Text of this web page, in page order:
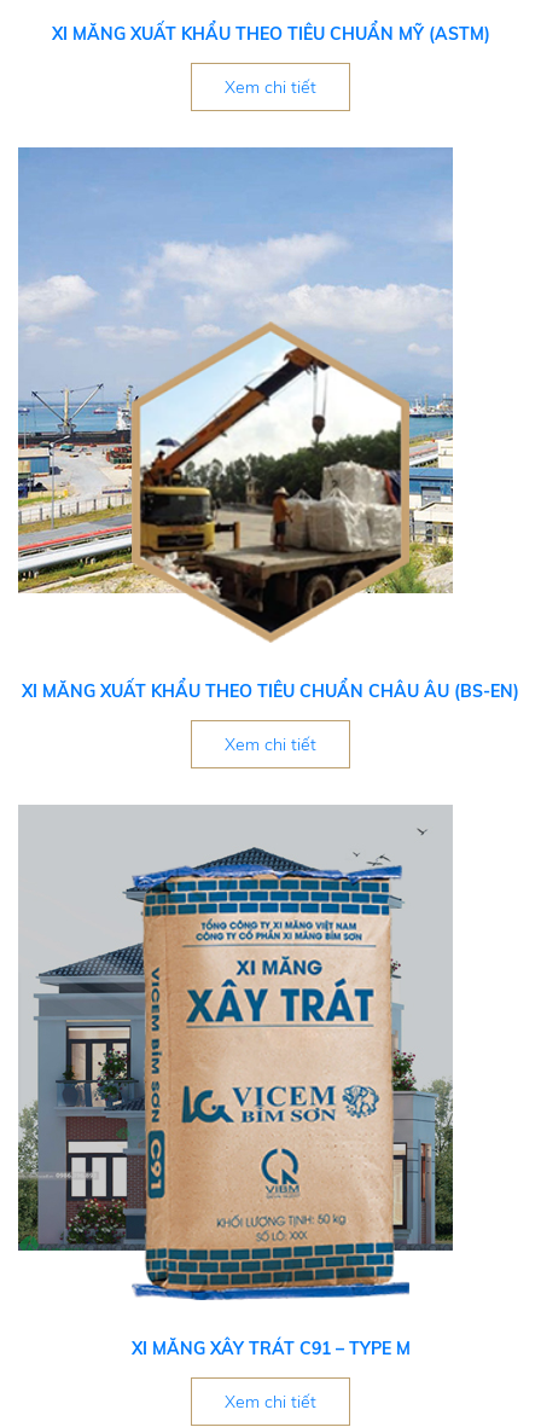
XI MĂNG XUẤT KHẨU THEO TIÊU CHUẨN MỸ (ASTM)
Xem chi tiết
XI MĂNG XUẤT KHẨU THEO TIÊU CHUẨN CHÂU ÂU (BS-EN)
Xem chi tiết
XI MĂNG XÂY TRÁT C91 – TYPE M
Xem chi tiết